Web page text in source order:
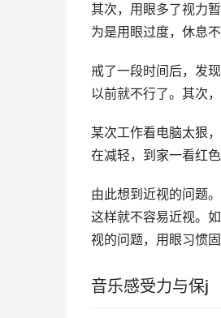
其次，用眼多了视力
为是用眼过度，休息
戒了一段时间后，发
以前就不行了。其次
某次工作看电脑太狠
在减轻，到家一看红
由此想到近视的问题
这样就不容易近视。
视的问题，用眼习惯
音乐感受力与保j